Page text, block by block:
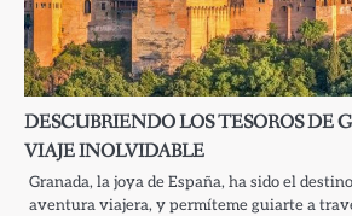
DESCUBRIENDO LOS TESOROS DE
VIAJE INOLVIDABLE
Granada, la joya de España, ha sido el
aventura viajera, y permíteme guiarte a